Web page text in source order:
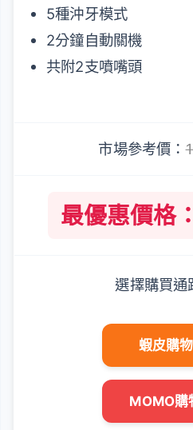
5種沖牙模式
2分鐘自動關機
共附2支噴嘴頭
市場參考價：
最優惠價格
選擇購買通
蝦皮購物
MOMO購